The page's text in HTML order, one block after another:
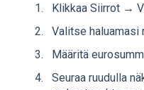
Klikkaa Siirrot →
Valitse haluamasi
Määritä
Seuraa ruudulla